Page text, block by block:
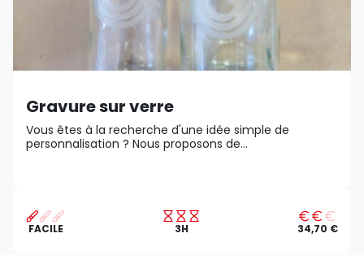
Gravure sur verre
Vous êtes à la recherche d'une idée simple de
personnalisation ? Nous proposons de...
FACILE 3H 34,70 €